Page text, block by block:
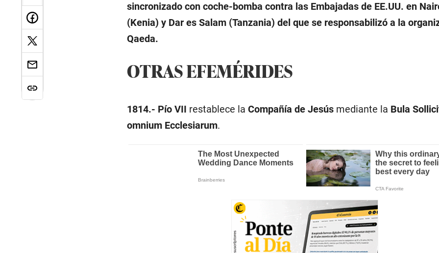
sincronizado con coche-bomba contra las Embajadas de EE.UU. en
(Kenia) y Dar es Salam (Tanzania) del que se responsabilizó a la
Qaeda.
OTRAS EFEMÉRIDES
1814.- Pío VII restablece la Compañía de Jesúsmediante la Bula
omnium Ecclesiarum.